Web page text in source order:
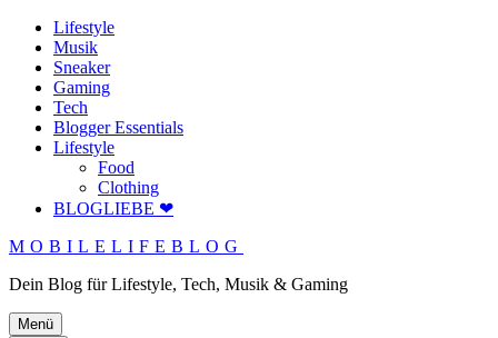
Lifestyle
Musik
Sneaker
Gaming
Tech
Blogger Essentials
Lifestyle
Food
Clothing
BLOGLIEBE ❤
MOBILELIFEBLOG
Dein Blog für Lifestyle, Tech, Musik & Gaming
Menü